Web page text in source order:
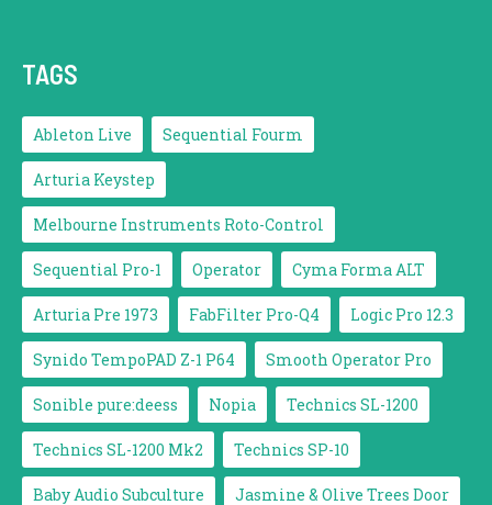
TAGS
Ableton Live Sequential Fourm
Arturia Keystep
Melbourne Instruments Roto-Control
Sequential Pro-1 Operator Cyma Forma ALT
Arturia Pre 1973 FabFilter Pro-Q4 Logic Pro 12.3
Synido TempoPAD Z-1 P64 Smooth Operator Pro
Sonible pure:deess Nopia Technics SL-1200
Technics SL-1200 Mk2 Technics SP-10
Baby Audio Subculture Jasmine & Olive Trees Door